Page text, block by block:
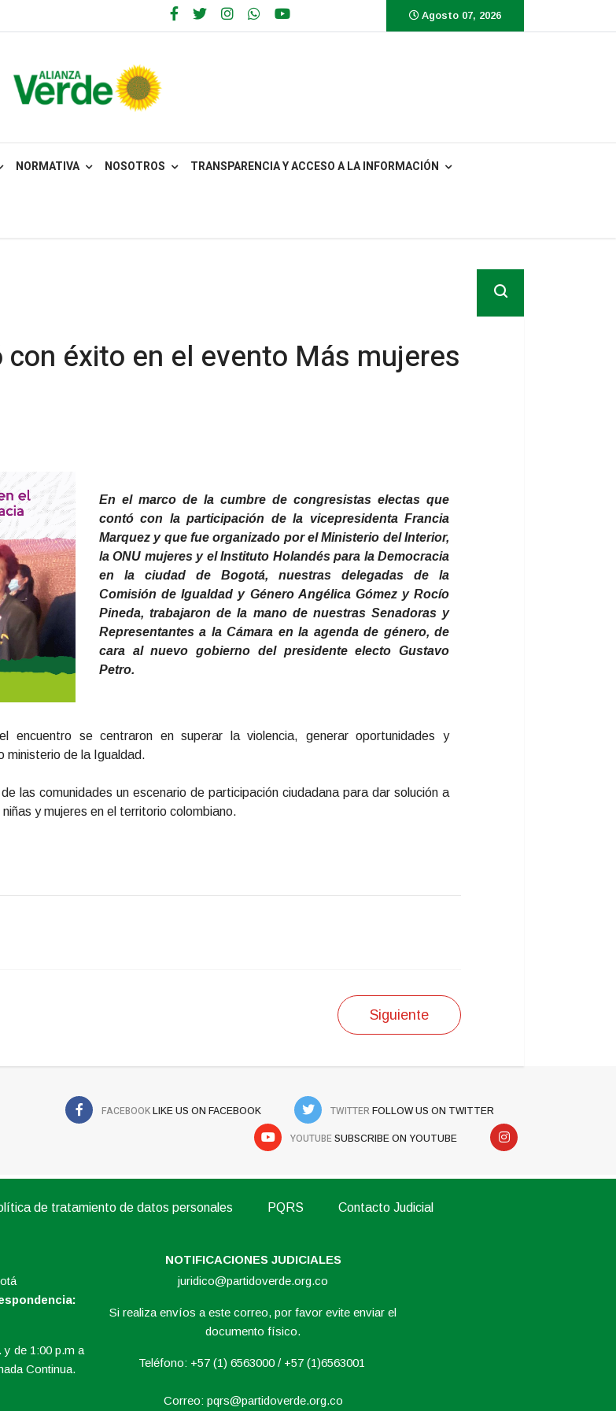
Agosto 07, 2026
NORMATIVA NOSOTROS TRANSPARENCIA Y ACCESO A LA INFORMACIÓN
éxito en el evento Más mujeres
En el marco de la cumbre de congresistas electas que
contó con la participación de la vicepresidenta Francia
Marquez y que fue organizado por el Ministerio del Interior,
la ONU mujeres y el Instituto Holandés para la Democracia
en la ciudad de Bogotá, nuestras delegadas de la
Comisión de Igualdad y Género Angélica Gómez y Rocío
Pineda, trabajaron de la mano de nuestras Senadoras y
Representantes a la Cámara en la agenda de género, de
cara al nuevo gobierno del presidente electo Gustavo
Petro.
encuentro se centraron en superar la violencia, generar oportunidades y
ministerio de la Igualdad.
las comunidades un escenario de participación ciudadana para dar solución a
y mujeres en el territorio colombiano.
Siguiente
FACEBOOK LIKE US ON FACEBOOK TWITTER FOLLOW US ON TWITTER
YOUTUBE SUBSCRIBE ON YOUTUBE
de tratamiento de datos personales PQRS Contacto Judicial
NOTIFICACIONES JUDICIALES
y de 1:00 p.m a
Continua.
juridico@partidoverde.org.co
Si realiza envíos a este correo, por favor evite enviar el
documento físico.
Teléfono: +57 (1) 6563000 / +57 (1)6563001
Correo: pqrs@partidoverde.org.co